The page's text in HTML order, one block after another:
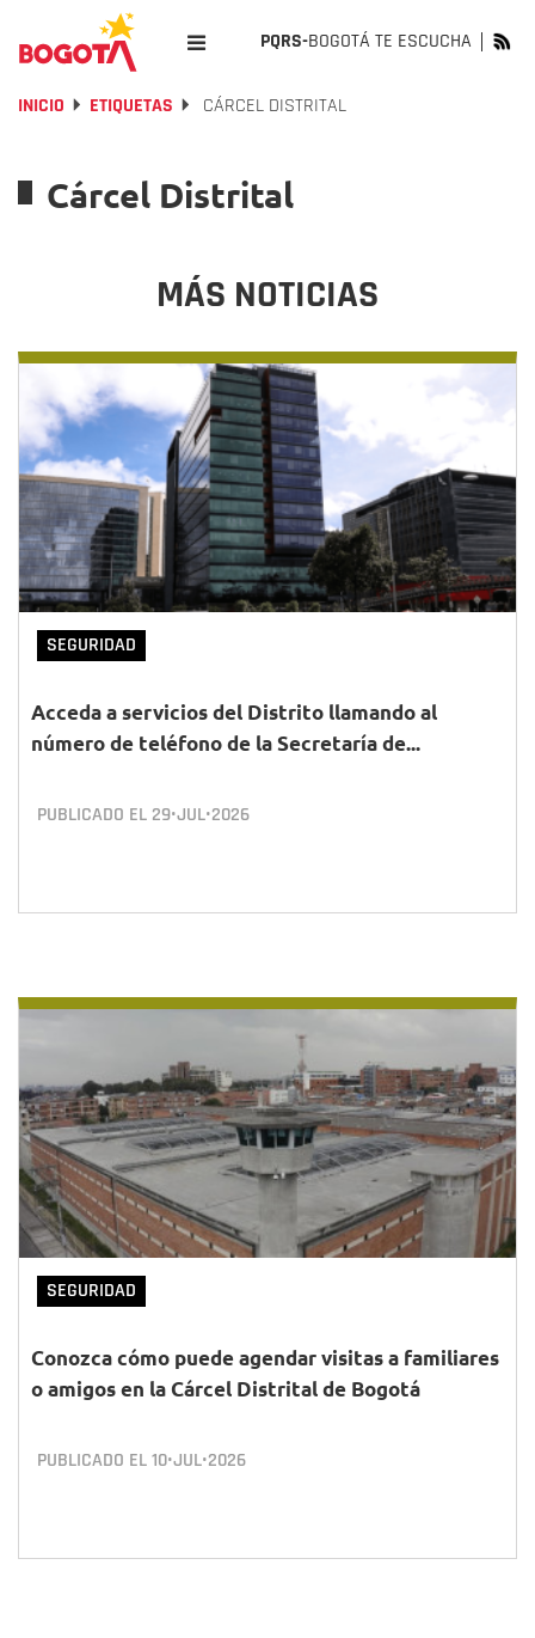
PQRS-BOGOTÁ TE ESCUCHA
INICIO ETIQUETAS CÁRCEL DISTRITAL
Cárcel Distrital
MÁS NOTICIAS
SEGURIDAD
Acceda a servicios del Distrito llamando al
número de teléfono de la Secretaría de...
PUBLICADO EL 29•JUL•2026
SEGURIDAD
Conozca cómo puede agendar visitas a familiares
o amigos en la Cárcel Distrital de Bogotá
PUBLICADO EL10•JUL•2026